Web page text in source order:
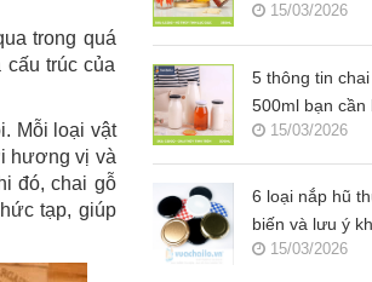
trong quá
trúc của
Mỗi loại vật
hương vị và
đó, chai gỗ
tạp, giúp
tín?15/03/2026
5 thông tin
500ml bạn cần
15/03/2026
6 loại nắp hũ
biến và lưu ý
15/03/2026